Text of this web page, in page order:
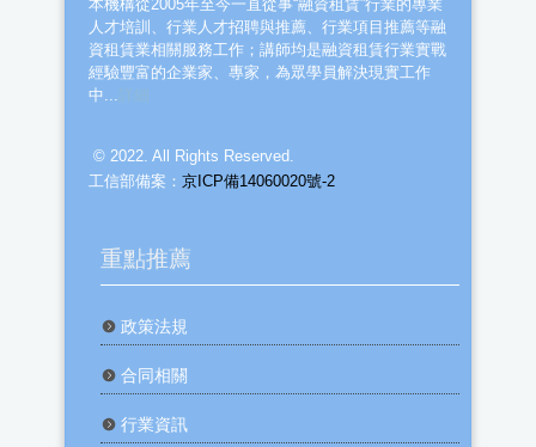
本機構從2005年至今一直從事“融資租賃”行業的專業
人才培訓、行業人才招聘與推薦、行業項目推薦等融
資租賃業相關服務工作；講師均是融資租賃行業實戰
經驗豐富的企業家、專家，為眾學員解決現實工作
中... 詳細
© 2022. All Rights Reserved.
工信部備案： 京ICP備14060020號-2
重點推薦
政策法規
合同相關
行業資訊